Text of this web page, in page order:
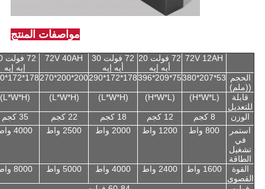
مواصفات المنتج
72V 12AH
72 فولت 20
أيه إيه
72 فولت 30
أيه إيه
72V 40AH
إيه إيه
الحجم
((ملم)
53*207*380
75*209*396
178*172*290
200*200*270
178*172*290
قابلة
للتعديل
(H*W*L)
(H*W*L)
(L*W*H)
(L*W*H)
(L*W*H)
الوزن 8 كجم 12 كجم 18 كجم 22 كجم
35 كجم
استمر
في
تشغيل
الطاقة
800 واط 1200 واط 2000 واط 2500 واط 4000 واط
القوة
القصوى
1600 واط 2400 واط 4000 واط 5000 واط 8000 واط